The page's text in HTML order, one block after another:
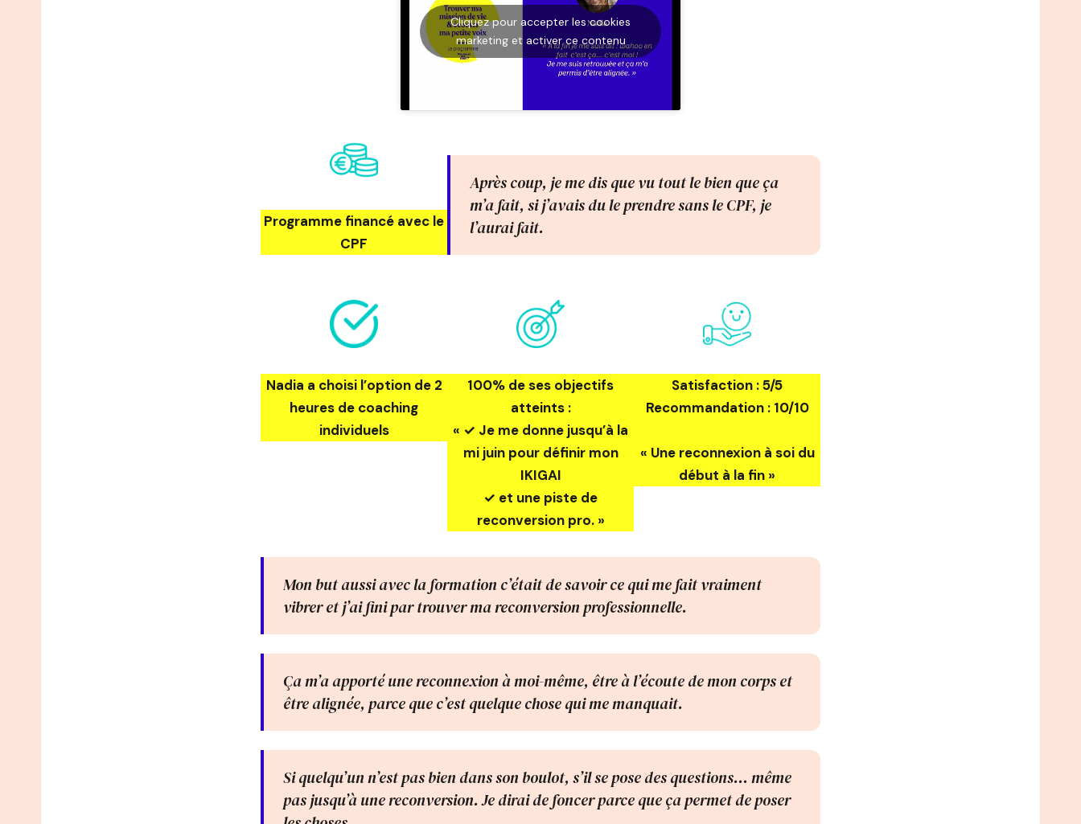
Cliquez pour accepter les cookies
marketing et activer ce contenu
Programme financé avec le
CPF
Après coup, je me dis que vu tout le bien que ça
m’a fait, si j’avais du le prendre sans le CPF, je
l’aurai fait.
Nadia a choisi l’option de 2
heures de coaching
individuels
100% de ses objectifs
atteints :
« ✓ Je me donne jusqu’à la
mi juin pour définir mon
IKIGAI
✓ et une piste de
reconversion pro. »
Satisfaction : 5/5
Recommandation : 10/10
« Une reconnexion à soi du
début à la fin »
Mon but aussi avec la formation c’était de savoir ce qui me fait vraiment
vibrer et j’ai fini par trouver ma reconversion professionnelle.
Ça m’a apporté une reconnexion à moi-même, être à l’écoute de mon corps et
être alignée, parce que c’est quelque chose qui me manquait.
Si quelqu’un n’est pas bien dans son boulot, s’il se pose des questions… même
pas jusqu’à une reconversion. Je dirai de foncer parce que ça permet de poser